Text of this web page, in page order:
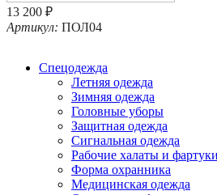
13 200 ₽
Артикул: ПОЛ04
Спецодежда
Летняя одежда
Зимняя одежда
Головные уборы
Защитная одежда
Сигнальная одежда
Рабочие халаты и фартуки
Форма охранника
Медицинская одежда